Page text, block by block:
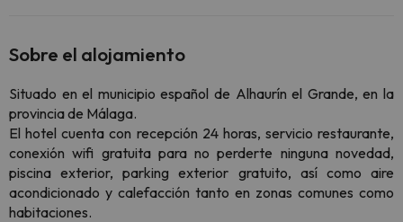
Sobre el alojamiento
Situado en el municipio español de Alhaurín el Grande, en la
provincia de Málaga.
El hotel cuenta con recepción 24 horas, servicio restaurante,
conexión wifi gratuita para no perderte ninguna novedad,
piscina exterior, parking exterior gratuito, así como aire
acondicionado y calefacción tanto en zonas comunes como
habitaciones.